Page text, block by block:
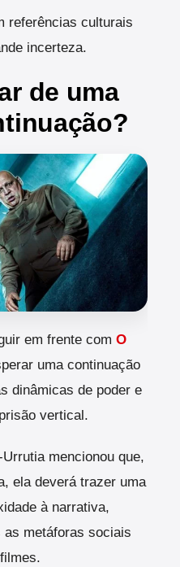
referências culturais
incerteza.
de uma
em frente com O
uma continuação
dinâmicas de poder e
vertical.
mencionou que,
ela deverá trazer uma
à narrativa,
as metáforas sociais